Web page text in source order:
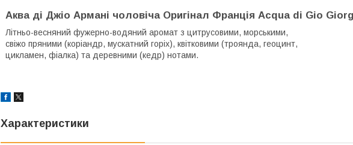
Аква ді Джіо Армані чоловіча Оригінал Франція Acqua di Gio
Літньо-весняний фужерно-водяний аромат з цитрусовими, морськими,
свіжо пряними (коріандр, мускатний горіх), квітковими (троянда, геоцинт,
цикламен, фіалка) та деревними (кедр) нотами.
Характеристики